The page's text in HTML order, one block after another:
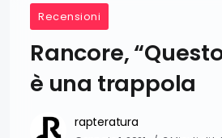
Recensioni
Rancore,
è una trappola
rapteratura